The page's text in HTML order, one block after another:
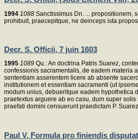
1994 1088 Sanctissimus Dn. ... propositionem,
prohibuit, praecepitque, ne deinceps ista
Decr. S. Officii, 7 juin 1603
1995 1089 Qu.: An doctrina Patris Suarez,
confessionis sacramentalis, de eadem materia
sententiam asserentem licere ab absente
institutionem et essentiam sacramenti (ut
modum unius, debueritque eadem hypothetica
praetextus arguere ab eo casu, dum super
praefati domini censuerunt praedictam P.
Paul V, Formula pro finiendis